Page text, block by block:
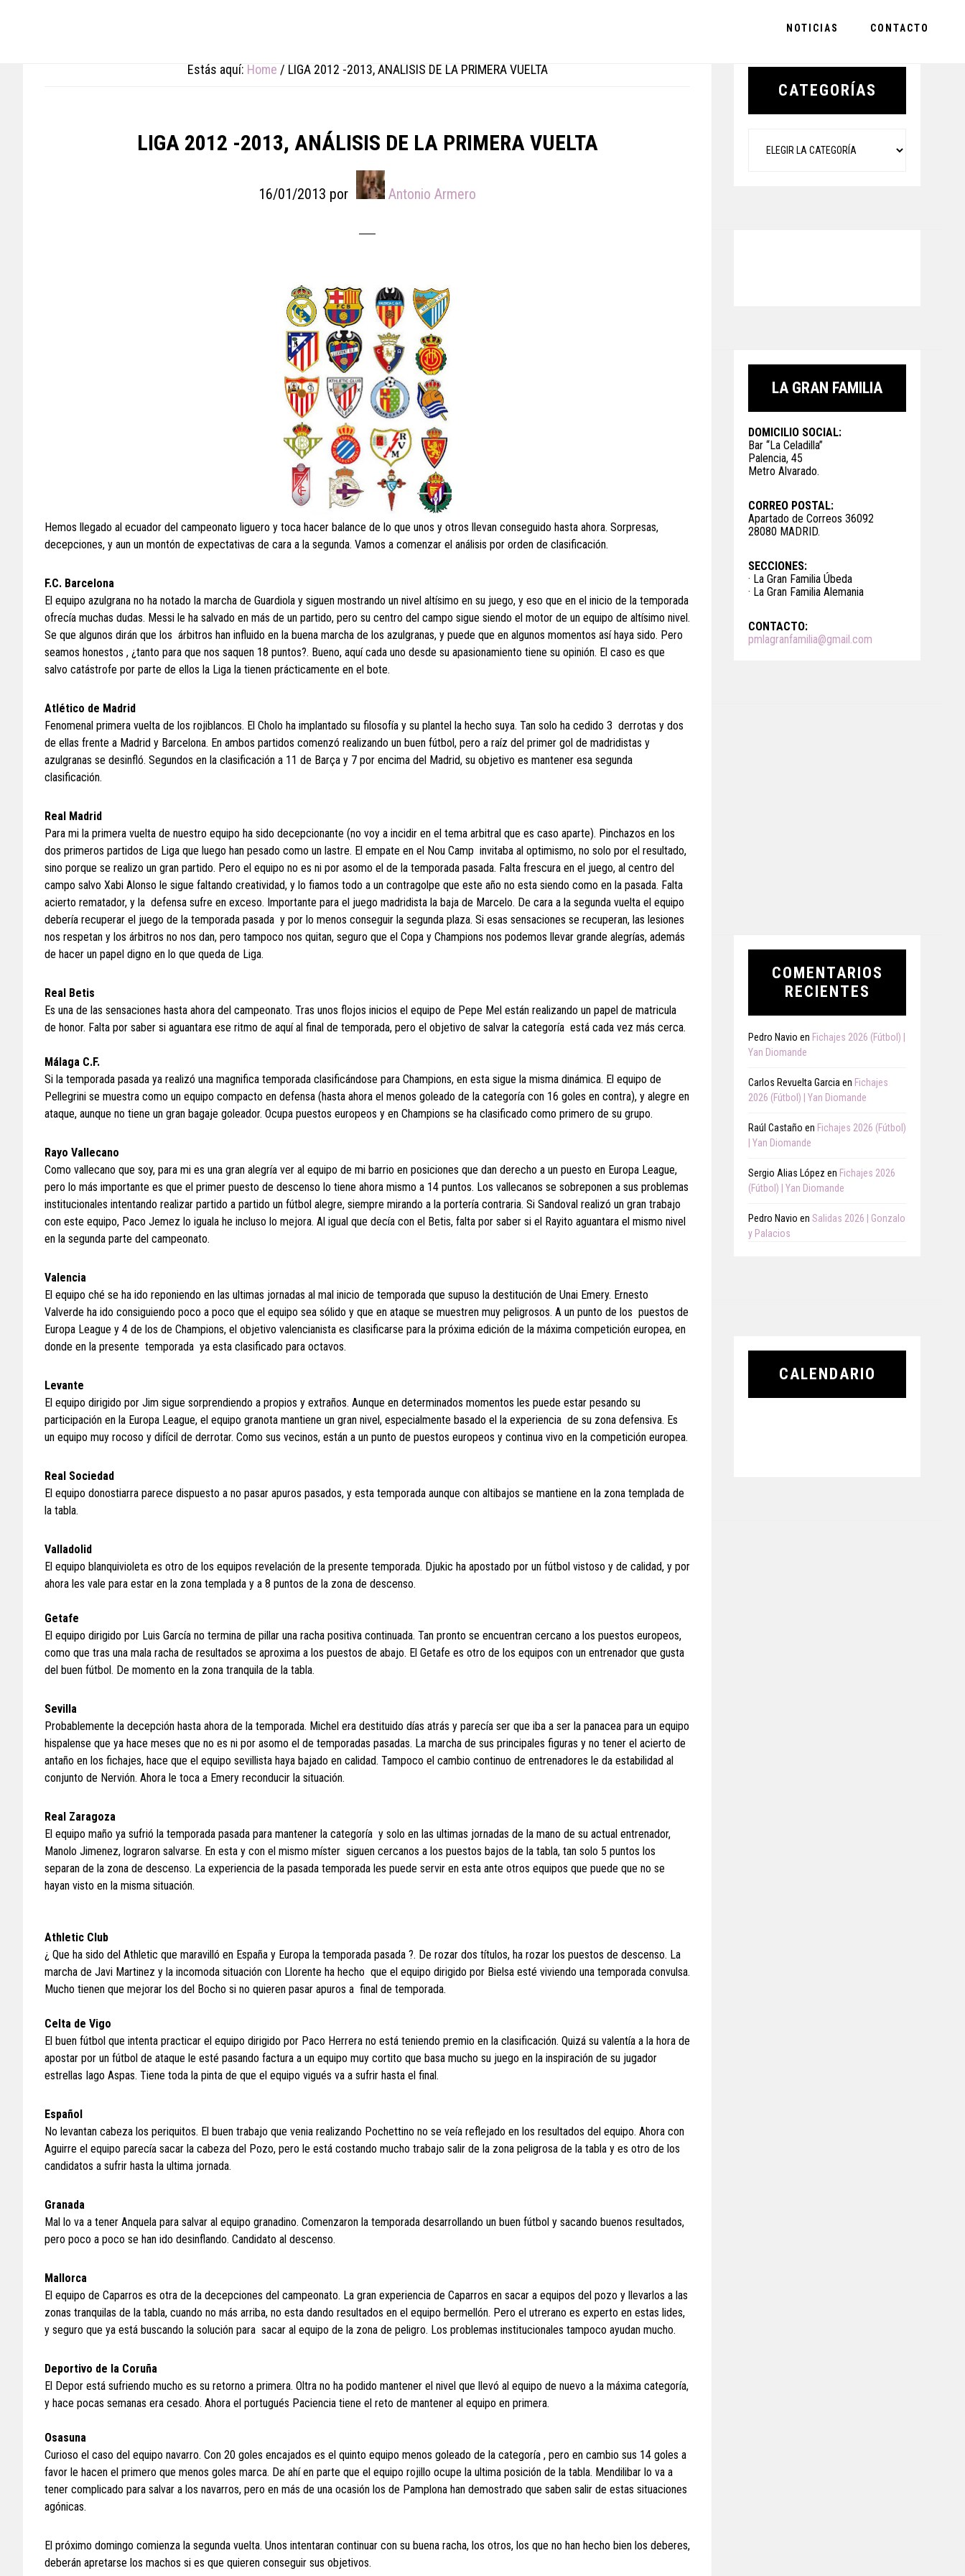
NOTICIAS CONTACTO
Estás aquí: Home / LIGA 2012 -2013, ANÁLISIS DE LA PRIMERA VUELTA
LIGA 2012 -2013, ANÁLISIS DE LA PRIMERA VUELTA
16/01/2013 por Antonio Armero
Hemos llegado al ecuador del campeonato liguero y toca hacer balance de lo que unos y otros llevan conseguido hasta ahora. Sorpresas,
decepciones, y aun un montón de expectativas de cara a la segunda. Vamos a comenzar el análisis por orden de clasificación.
F.C. Barcelona
El equipo azulgrana no ha notado la marcha de Guardiola y siguen mostrando un nivel altísimo en su juego, y eso que en el inicio de la temporada
ofrecía muchas dudas. Messi le ha salvado en más de un partido, pero su centro del campo sigue siendo el motor de un equipo de altísimo nivel.
Se que algunos dirán que los árbitros han influido en la buena marcha de los azulgranas, y puede que en algunos momentos así haya sido. Pero
seamos honestos , ¿tanto para que nos saquen 18 puntos?. Bueno, aquí cada uno desde su apasionamiento tiene su opinión. El caso es que
salvo catástrofe por parte de ellos la Liga la tienen prácticamente en el bote.
Atlético de Madrid
Fenomenal primera vuelta de los rojiblancos. El Cholo ha implantado su filosofía y su plantel la hecho suya. Tan solo ha cedido 3 derrotas y dos
de ellas frente a Madrid y Barcelona. En ambos partidos comenzó realizando un buen fútbol, pero a raíz del primer gol de madridistas y
azulgranas se desinfló. Segundos en la clasificación a 11 de Barça y 7 por encima del Madrid, su objetivo es mantener esa segunda
clasificación.
Real Madrid
Para mi la primera vuelta de nuestro equipo ha sido decepcionante (no voy a incidir en el tema arbitral que es caso aparte). Pinchazos en los
dos primeros partidos de Liga que luego han pesado como un lastre. El empate en el Nou Camp invitaba al optimismo, no solo por el resultado,
sino porque se realizo un gran partido. Pero el equipo no es ni por asomo el de la temporada pasada. Falta frescura en el juego, al centro del
campo salvo Xabi Alonso le sigue faltando creatividad, y lo fiamos todo a un contragolpe que este año no esta siendo como en la pasada. Falta
acierto rematador, y la defensa sufre en exceso. Importante para el juego madridista la baja de Marcelo. De cara a la segunda vuelta el equipo
debería recuperar el juego de la temporada pasada y por lo menos conseguir la segunda plaza. Si esas sensaciones se recuperan, las lesiones
nos respetan y los árbitros no nos dan, pero tampoco nos quitan, seguro que el Copa y Champions nos podemos llevar grande alegrías, además
de hacer un papel digno en lo que queda de Liga.
Real Betis
Es una de las sensaciones hasta ahora del campeonato. Tras unos flojos inicios el equipo de Pepe Mel están realizando un papel de matricula
de honor. Falta por saber si aguantara ese ritmo de aquí al final de temporada, pero el objetivo de salvar la categoría está cada vez más cerca.
Málaga C.F.
Si la temporada pasada ya realizó una magnifica temporada clasificándose para Champions, en esta sigue la misma dinámica. El equipo de
Pellegrini se muestra como un equipo compacto en defensa (hasta ahora el menos goleado de la categoría con 16 goles en contra), y alegre en
ataque, aunque no tiene un gran bagaje goleador. Ocupa puestos europeos y en Champions se ha clasificado como primero de su grupo.
Rayo Vallecano
Como vallecano que soy, para mi es una gran alegría ver al equipo de mi barrio en posiciones que dan derecho a un puesto en Europa League,
pero lo más importante es que el primer puesto de descenso lo tiene ahora mismo a 14 puntos. Los vallecanos se sobreponen a sus problemas
institucionales intentando realizar partido a partido un fútbol alegre, siempre mirando a la portería contraria. Si Sandoval realizó un gran trabajo
con este equipo, Paco Jemez lo iguala he incluso lo mejora. Al igual que decía con el Betis, falta por saber si el Rayito aguantara el mismo nivel
en la segunda parte del campeonato.
Valencia
El equipo ché se ha ido reponiendo en las ultimas jornadas al mal inicio de temporada que supuso la destitución de Unai Emery. Ernesto
Valverde ha ido consiguiendo poco a poco que el equipo sea sólido y que en ataque se muestren muy peligrosos. A un punto de los puestos de
Europa League y 4 de los de Champions, el objetivo valencianista es clasificarse para la próxima edición de la máxima competición europea, en
donde en la presente temporada ya esta clasificado para octavos.
Levante
El equipo dirigido por Jim sigue sorprendiendo a propios y extraños. Aunque en determinados momentos les puede estar pesando su
participación en la Europa League, el equipo granota mantiene un gran nivel, especialmente basado el la experiencia de su zona defensiva. Es
un equipo muy rocoso y difícil de derrotar. Como sus vecinos, están a un punto de puestos europeos y continua vivo en la competición europea.
Real Sociedad
El equipo donostiarra parece dispuesto a no pasar apuros pasados, y esta temporada aunque con altibajos se mantiene en la zona templada de
la tabla.
Valladolid
El equipo blanquivioleta es otro de los equipos revelación de la presente temporada. Djukic ha apostado por un fútbol vistoso y de calidad, y por
ahora les vale para estar en la zona templada y a 8 puntos de la zona de descenso.
Getafe
El equipo dirigido por Luis García no termina de pillar una racha positiva continuada. Tan pronto se encuentran cercano a los puestos europeos,
como que tras una mala racha de resultados se aproxima a los puestos de abajo. El Getafe es otro de los equipos con un entrenador que gusta
del buen fútbol. De momento en la zona tranquila de la tabla.
Sevilla
Probablemente la decepción hasta ahora de la temporada. Michel era destituido días atrás y parecía ser que iba a ser la panacea para un equipo
hispalense que ya hace meses que no es ni por asomo el de temporadas pasadas. La marcha de sus principales figuras y no tener el acierto de
antaño en los fichajes, hace que el equipo sevillista haya bajado en calidad. Tampoco el cambio continuo de entrenadores le da estabilidad al
conjunto de Nervión. Ahora le toca a Emery reconducir la situación.
Real Zaragoza
El equipo maño ya sufrió la temporada pasada para mantener la categoría y solo en las ultimas jornadas de la mano de su actual entrenador,
Manolo Jimenez, lograron salvarse. En esta y con el mismo míster siguen cercanos a los puestos bajos de la tabla, tan solo 5 puntos los
separan de la zona de descenso. La experiencia de la pasada temporada les puede servir en esta ante otros equipos que puede que no se
hayan visto en la misma situación.
Athletic Club
¿ Que ha sido del Athletic que maravilló en España y Europa la temporada pasada ?. De rozar dos títulos, ha rozar los puestos de descenso. La
marcha de Javi Martinez y la incomoda situación con Llorente ha hecho que el equipo dirigido por Bielsa esté viviendo una temporada convulsa.
Mucho tienen que mejorar los del Bocho si no quieren pasar apuros a final de temporada.
Celta de Vigo
El buen fútbol que intenta practicar el equipo dirigido por Paco Herrera no está teniendo premio en la clasificación. Quizá su valentía a la hora de
apostar por un fútbol de ataque le esté pasando factura a un equipo muy cortito que basa mucho su juego en la inspiración de su jugador
estrellas Iago Aspas. Tiene toda la pinta de que el equipo vigués va a sufrir hasta el final.
Español
No levantan cabeza los periquitos. El buen trabajo que venia realizando Pochettino no se veía reflejado en los resultados del equipo. Ahora con
Aguirre el equipo parecía sacar la cabeza del Pozo, pero le está costando mucho trabajo salir de la zona peligrosa de la tabla y es otro de los
candidatos a sufrir hasta la ultima jornada.
Granada
Mal lo va a tener Anquela para salvar al equipo granadino. Comenzaron la temporada desarrollando un buen fútbol y sacando buenos resultados,
pero poco a poco se han ido desinflando. Candidato al descenso.
Mallorca
El equipo de Caparros es otra de la decepciones del campeonato. La gran experiencia de Caparros en sacar a equipos del pozo y llevarlos a las
zonas tranquilas de la tabla, cuando no más arriba, no esta dando resultados en el equipo bermellón. Pero el utrerano es experto en estas lides,
y seguro que ya está buscando la solución para sacar al equipo de la zona de peligro. Los problemas institucionales tampoco ayudan mucho.
Deportivo de la Coruña
El Depor está sufriendo mucho es su retorno a primera. Oltra no ha podido mantener el nivel que llevó al equipo de nuevo a la máxima categoría,
y hace pocas semanas era cesado. Ahora el portugués Paciencia tiene el reto de mantener al equipo en primera.
Osasuna
Curioso el caso del equipo navarro. Con 20 goles encajados es el quinto equipo menos goleado de la categoría , pero en cambio sus 14 goles a
favor le hacen el primero que menos goles marca. De ahí en parte que el equipo rojillo ocupe la ultima posición de la tabla. Mendilibar lo va a
tener complicado para salvar a los navarros, pero en más de una ocasión los de Pamplona han demostrado que saben salir de estas situaciones
agónicas.
El próximo domingo comienza la segunda vuelta. Unos intentaran continuar con su buena racha, los otros, los que no han hecho bien los deberes,
deberán apretarse los machos si es que quieren conseguir sus objetivos.
Primary
CATEGORÍAS
LA GRAN FAMILIA
DOMICILIO SOCIAL:
Bar “La Celadilla”
Palencia, 45
Metro Alvarado.
CORREO POSTAL:
Apartado de Correos 36092
28080 MADRID.
SECCIONES:
· La Gran Familia Úbeda
· La Gran Familia Alemania
CONTACTO:
pmlagranfamilia@gmail.com
COMENTARIOS
RECIENTES
Pedro Navio en Fichajes 2026 (Fútbol) |
Yan Diomande
Carlos Revuelta Garcia en Fichajes
2026 (Fútbol) | Yan Diomande
Raúl Castaño en Fichajes 2026 (Fútbol)
| Yan Diomande
Sergio Alias López en Fichajes 2026
(Fútbol) | Yan Diomande
Pedro Navio en Salidas 2026 | Gonzalo
y Palacios
CALENDARIO